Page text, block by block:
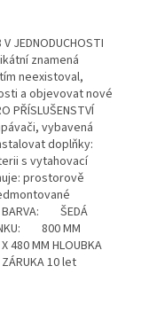
JEDNODUCHOSTI
znamená
neexistoval,
a objevovat nové
PŘÍSLUŠENSTVÍ
vybavená
doplňky:
s vytahovací
prostorově
BARVA: ŠEDÁ
800 MM
MM HLOUBKA
10 let